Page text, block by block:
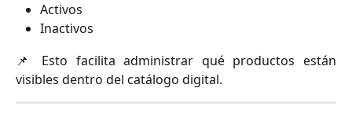
Activos
Inactivos
📌 Esto facilita administrar qué productos están
visibles dentro del catálogo digital.